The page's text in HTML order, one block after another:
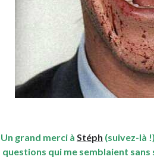
Un grand merci àStéph (suivez-là
questions qui me semblaient sans